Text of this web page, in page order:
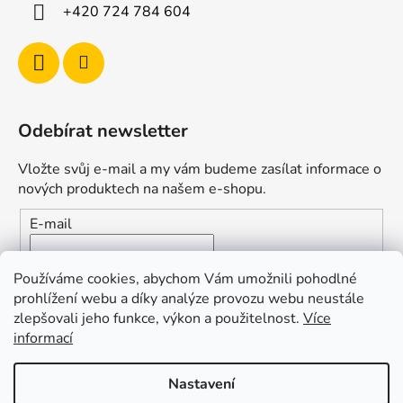
Používáme cookies, abychom Vám umožnili pohodlné
prohlížení webu a díky analýze provozu webu neustále
zlepšovali jeho funkce, výkon a použitelnost. Více
informací
Nastavení
+420 724 784 604
Odebírat newsletter
Vložte svůj e-mail a my vám budeme zasílat informace o
nových produktech na našem e-shopu.
E-mail
Vložením e-mailu souhlasíte s
podmínkami ochrany
osobních údajů
PŘIHLÁSIT SE